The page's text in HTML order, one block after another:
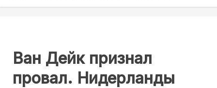
Ван Дейк признал
провал. Нидерланды